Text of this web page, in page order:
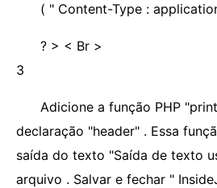
( " Content-Type :
? > < Br >
3
Adicione a função PHP
declaração "header" . Essa
saída do texto "Saída de texto
arquivo . Salvar e fechar "